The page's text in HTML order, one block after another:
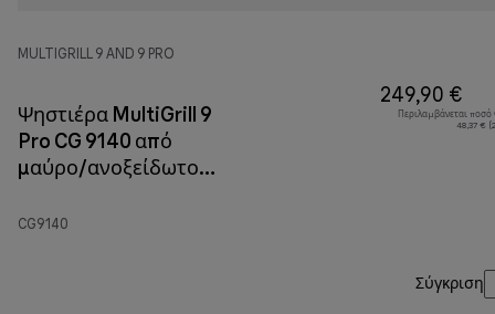
MULTIGRILL 9 AND 9 PRO
Ψηστιέρα MultiGrill 9
Pro CG 9140 από
μαύρο/ανοξείδωτο
CG9140
249,90 €
Περιλαμβάνεται
48,37 €
Σύγκριση